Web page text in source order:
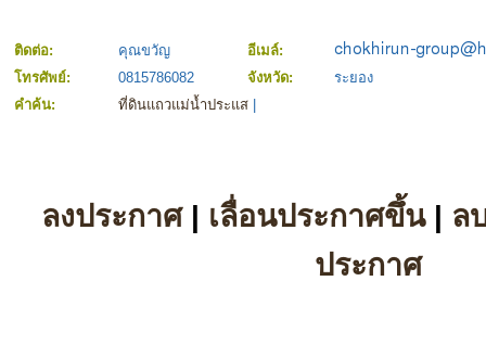
ติดต่อ: คุณขวัญ
อีเมล์:
โทรศัพย์:
0815786082 จังหวัด:
ระยอง
คำค้น:
ที่ดินแถวแม่น้ำประแส
ลงประกาศ| เลื่อนประกาศขึ้น| ล
ประกาศ